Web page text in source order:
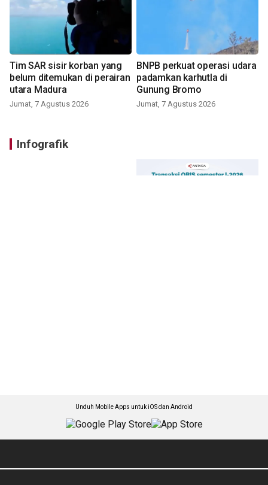
Tim SAR sisir korban yang
belum ditemukan di perairan
utara Madura
Jumat, 7 Agustus 2026
BNPB perkuat operasi udara
padamkan karhutla di
Gunung Bromo
Jumat, 7 Agustus 2026
Infografik
Unduh Mobile Apps untuk iOS dan Android